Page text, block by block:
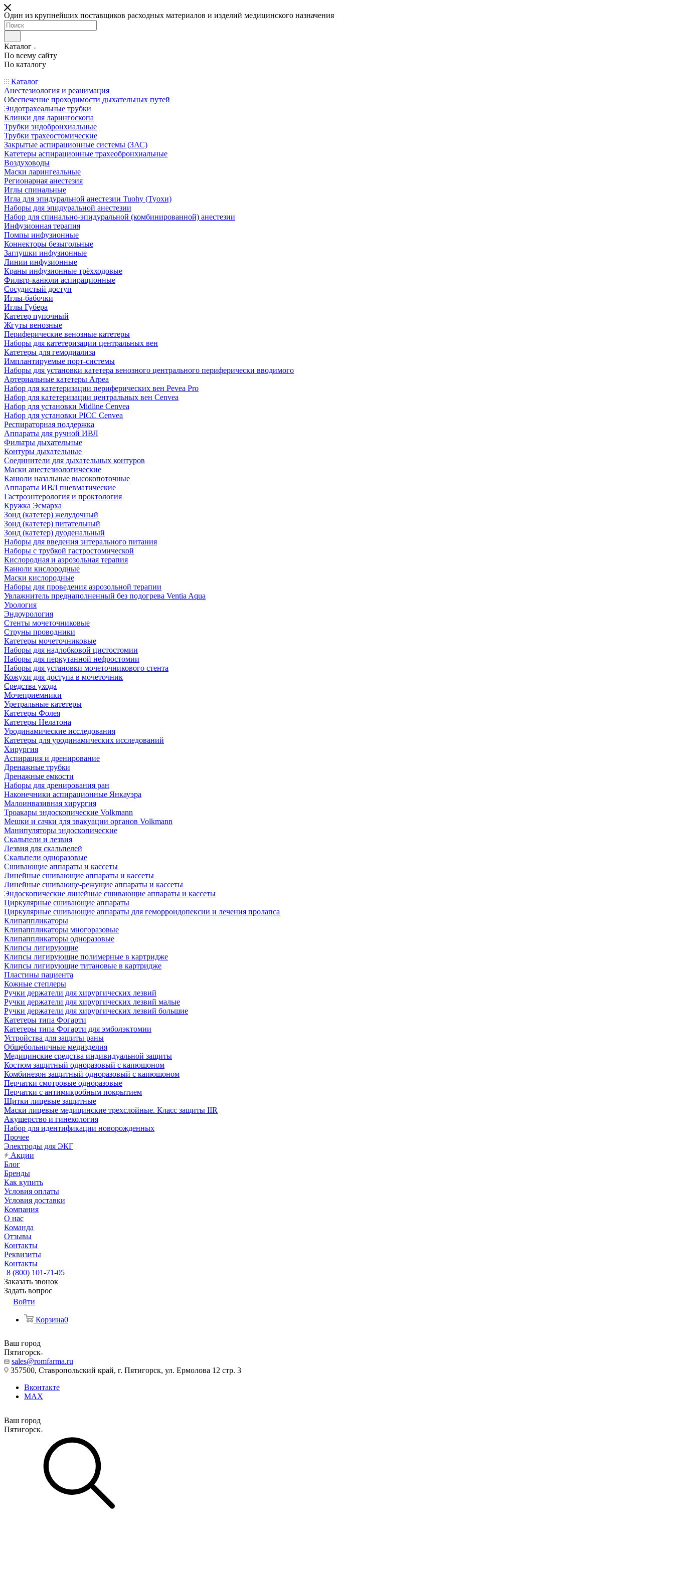
Один из крупнейших поставщиков расходных материалов и изделий медицинского назначения
Каталог
По всему сайту
По каталогу
Каталог
Анестезиология и реанимация
Обеспечение проходимости дыхательных путей
Эндотрахеальные трубки
Клинки для ларингоскопа
Трубки эндобронхиальные
Трубки трахеостомические
Закрытые аспирационные системы (ЗАС)
Катетеры аспирационные трахеобронхиальные
Воздуховоды
Маски ларингеальные
Регионарная анестезия
Иглы спинальные
Игла для эпидуральной анестезии Tuohy (Туохи)
Наборы для эпидуральной анестезии
Набор для спинально-эпидуральной (комбинированной) анестезии
Инфузионная терапия
Помпы инфузионные
Коннекторы безыгольные
Заглушки инфузионные
Линии инфузионные
Краны инфузионные трёхходовые
Фильтр-канюли аспирационные
Сосудистый доступ
Иглы-бабочки
Иглы Губера
Катетер пупочный
Жгуты венозные
Периферические венозные катетеры
Наборы для катетеризации центральных вен
Катетеры для гемодиализа
Имплантируемые порт‑системы
Наборы для установки катетера венозного центрального периферически вводимого
Артериальные катетеры Arpea
Набор для катетеризации периферических вен Pevea Pro
Набор для катетеризации центральных вен Cenvea
Набор для установки Midline Cenvea
Набор для установки PICC Cenvea
Респираторная поддержка
Аппараты для ручной ИВЛ
Фильтры дыхательные
Контуры дыхательные
Соединители для дыхательных контуров
Маски анестезиологические
Канюли назальные высокопоточные
Аппараты ИВЛ пневматические
Гастроэнтерология и проктология
Кружка Эсмарха
Зонд (катетер) желудочный
Зонд (катетер) питательный
Зонд (катетер) дуоденальный
Наборы для введения энтерального питания
Наборы с трубкой гастростомической
Кислородная и аэрозольная терапия
Канюли кислородные
Маски кислородные
Наборы для проведения аэрозольной терапии
Увлажнитель преднаполненный без подогрева Ventia Aqua
Урология
Эндоурология
Стенты мочеточниковые
Струны проводники
Катетеры мочеточниковые
Наборы для надлобковой цистостомии
Наборы для перкутанной нефростомии
Наборы для установки мочеточникового стента
Кожухи для доступа в мочеточник
Средства ухода
Мочеприемники
Уретральные катетеры
Катетеры Фолея
Катетеры Нелатона
Уродинамические исследования
Катетеры для уродинамических исследований
Хирургия
Аспирация и дренирование
Дренажные трубки
Дренажные емкости
Наборы для дренирования ран
Наконечники аспирационные Янкауэра
Малоинвазивная хирургия
Троакары эндоскопические Volkmann
Мешки и сачки для эвакуации органов Volkmann
Манипуляторы эндоскопические
Скальпели и лезвия
Лезвия для скальпелей
Скальпели одноразовые
Сшивающие аппараты и кассеты
Линейные сшивающие аппараты и кассеты
Линейные сшивающе-режущие аппараты и кассеты
Эндоскопические линейные сшивающие аппараты и кассеты
Циркулярные сшивающие аппараты
Циркулярные сшивающие аппараты для геморроидопексии и лечения пролапса
Клипаппликаторы
Клипаппликаторы многоразовые
Клипаппликаторы одноразовые
Клипсы лигирующие
Клипсы лигирующие полимерные в картридже
Клипсы лигирующие титановые в картридже
Пластины пациента
Кожные степлеры
Ручки держатели для хирургических лезвий
Ручки держатели для хирургических лезвий малые
Ручки держатели для хирургических лезвий большие
Катетеры типа Фогарти
Катетеры типа Фогарти для эмболэктомии
Устройства для защиты раны
Общебольничные медизделия
Медицинские средства индивидуальной защиты
Костюм защитный одноразовый с капюшоном
Комбинезон защитный одноразовый с капюшоном
Перчатки смотровые одноразовые
Перчатки с антимикробным покрытием
Щитки лицевые защитные
Маски лицевые медицинские трехслойные. Класс защиты IIR
Акушерство и гинекология
Набор для идентификации новорожденных
Прочее
Электроды для ЭКГ
Акции
Блог
Бренды
Как купить
Условия оплаты
Условия доставки
Компания
О нас
Команда
Отзывы
Контакты
Реквизиты
Контакты
8 (800) 101-71-05
Заказать звонок
Задать вопрос
Войти
Корзина0
Ваш город
Пятигорск
sales@romfarma.ru
357500, Ставропольский край, г. Пятигорск, ул. Ермолова 12 стр. 3
Вконтакте
MAX
Ваш город
Пятигорск